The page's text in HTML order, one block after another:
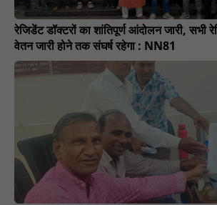
रेजिडेंट डॉक्टरों का शांतिपूर्ण आंदोलन जारी, सभी
वेतन जारी होने तक संघर्ष रहेगा : NN81